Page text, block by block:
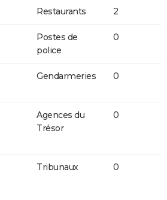
Restaurants 2
Postes de
police
0
Gendarmeries 0
Agences du
Trésor
0
Tribunaux 0